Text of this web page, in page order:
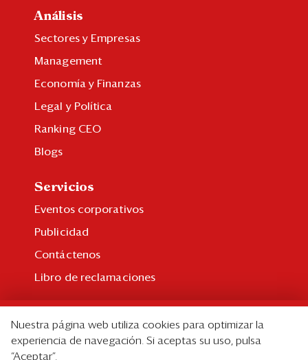
Análisis
Sectores y Empresas
Management
Economía y Finanzas
Legal y Política
Ranking CEO
Blogs
Servicios
Eventos corporativos
Publicidad
Contáctenos
Libro de reclamaciones
Suscripción individual
Nuestra página web utiliza cookies para optimizar la
experiencia de navegación. Si aceptas su uso, pulsa
“Aceptar”.